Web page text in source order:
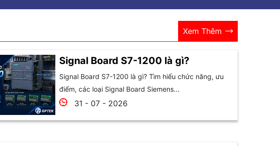
Xem Thêm
Signal Board S7-1200 là gì?
Signal Board S7-1200 là gì? Tìm hiểu chức năng, ưu
điểm, các loại Signal Board Siemens...
31 - 07 - 2026